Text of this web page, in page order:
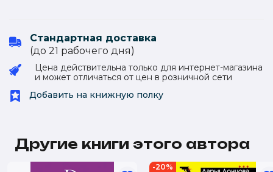
Стандартная доставка
(до 21 рабочего дня)
Цена действительна только для интернет-магазина
и может отличаться от цен в розничной сети
Добавить на книжную полку
Другие книги этого автора
-20%